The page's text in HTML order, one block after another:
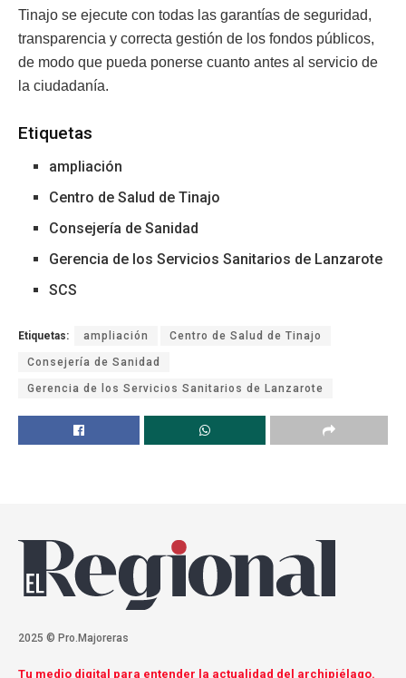
Tinajo se ejecute con todas las garantías de seguridad,
transparencia y correcta gestión de los fondos públicos,
de modo que pueda ponerse cuanto antes al servicio de
la ciudadanía.
Etiquetas
ampliación
Centro de Salud de Tinajo
Consejería de Sanidad
Gerencia de los Servicios Sanitarios de Lanzarote
SCS
Etiquetas: ampliación Centro de Salud de Tinajo
Consejería de Sanidad
Gerencia de los Servicios Sanitarios de Lanzarote
2025 © Pro.Majoreras
Tu medio digital para entender la actualidad del archipiélago.